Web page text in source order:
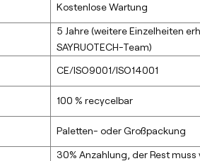
Kostenlose Wartung
5 Jahre (weitere Einzelheiten
SAYRUOTECH-Team)
CE/ISO9001/ISO14001
100 % recycelbar
Paletten- oder Großpackung
30% Anzahlung, der Rest